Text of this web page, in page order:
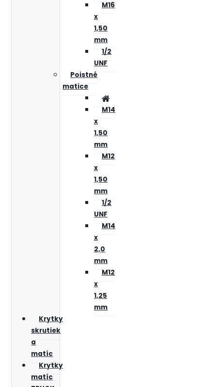
M16
x
1,50
mm
1/2
UNF
Poistné
matice
M14
x
1,50
mm
M12
x
1,50
mm
1/2
UNF
M14
x
2,0
mm
M12
x
1,25
mm
Krytky
skrutiek
a
matíc
Krytky
matíc